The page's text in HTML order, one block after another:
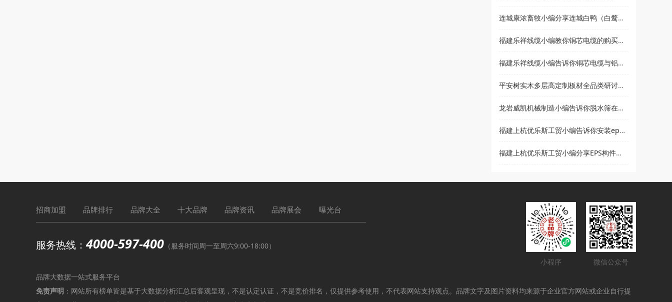
连城康浓畜牧小编分享连城白鸭（白鹜鸭）简介
福建乐祥线缆小编教你铜芯电缆的购买技巧？
福建乐祥线缆小编告诉你铜芯电缆与铝芯电缆各有什么优点
平安树实木多层高定制板材全品类研讨会暨2021***经销商大会即将盛大召开
龙岩威凯机械制造小编告诉你脱水筛在使用时要注意哪些事项
福建上杭优乐斯工贸小编告诉你安装eps线条的注意事项
福建上杭优乐斯工贸小编分享EPS构件的应用领域
招商加盟 品牌排行 品牌大全 十大品牌 品牌资讯 品牌展会 曝光台
服务热线：4000-597-400 （服务时间周一至周六9:00-18:00）
小程序
微信公众号
品牌大数据一站式服务平台
免责声明 ：网站所有榜单皆是基于大数据分析汇总后客观呈现，不是认定认证，不是竞价排名，仅提供参考使用，不代表网站支持观点。品牌文字及图片资料均来源于企业官方网站或企业自行提